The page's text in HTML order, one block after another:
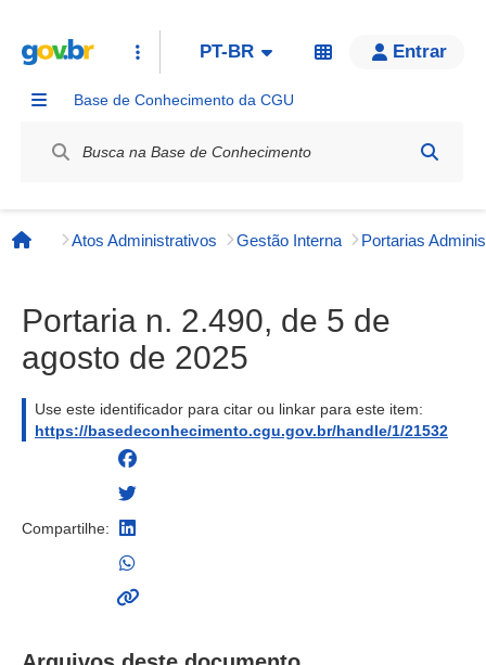
PT-BR Entrar
Base de Conhecimento da CGU
Página inicial
Atos Administrativos Gestão Interna
Portaria n. 2.490, de 5 de
agosto de 2025
Use este identificador para citar ou linkar para este item:
https://basedeconhecimento.cgu.gov.br/handle/1/21532
Compartilhe: